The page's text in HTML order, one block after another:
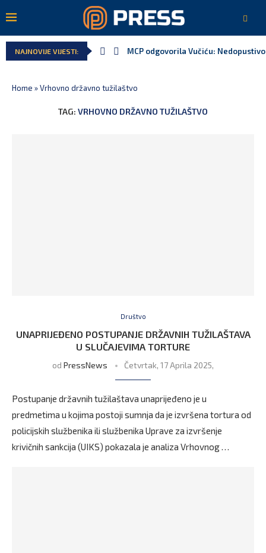
NAJNOVIJE VIJESTI: MCP odgovorila Vučiću:
Home »Vrhovno državno tužilaštvo
TAG: VRHOVNO DRŽAVNO TUŽILAŠTVO
Društvo
UNAPRIJEĐENO POSTUPANJE DRŽAVNIH TUŽILAŠTAVA
U SLUČAJEVIMA TORTURE
od PressNews Četvrtak, 17 Aprila 2025,
Postupanje državnih tužilaštava unaprijeđeno je u
predmetima u kojima postoji sumnja da je izvršena tortura od
policijskih službenika ili službenika Uprave za izvršenje
krivičnih sankcija (UIKS) pokazala je analiza Vrhovnog …